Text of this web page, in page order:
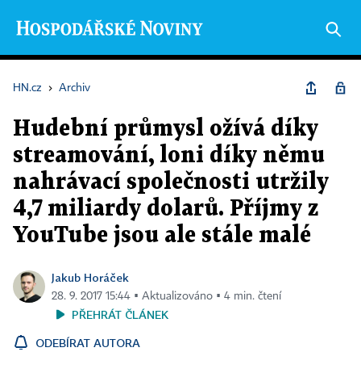
HN.cz › Archiv
Hudební průmysl ožívá díky
streamování, loni díky němu
nahrávací společnosti utržily
4,7 miliardy dolarů. Příjmy z
YouTube jsou ale stále malé
Jakub Horáček
28. 9. 2017 15:44 ▪ Aktualizováno ▪ 4 min. čtení
PŘEHRÁT ČLÁNEK
ODEBÍRAT AUTORA